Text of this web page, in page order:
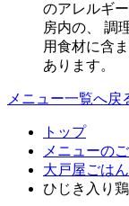
のアレルギ
房内の、 調
用食材に含
あります。
メニュー一覧へ戻
トップ
メニューの
大戸屋ごは
ひじき入り